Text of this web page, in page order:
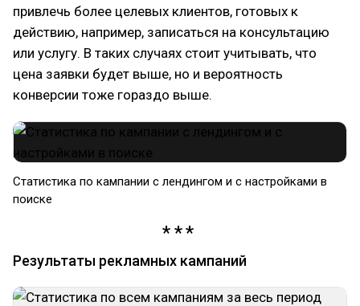
привлечь более целевых клиентов, готовых к
действию, например, записаться на консультацию
или услугу. В таких случаях стоит учитывать, что
цена заявки будет выше, но и вероятность
конверсии тоже гораздо выше.
Статистика по кампании с лендингом и с настройками в
поиске
Результаты рекламных кампаний